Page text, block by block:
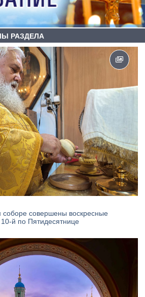
РАЗДЕЛА
соборе совершены воскресные
по Пятидесятнице